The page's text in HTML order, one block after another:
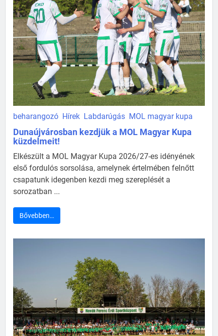
beharangozó Hírek Labdarúgás MOL magyar kupa
Dunaújvárosban kezdjük a MOL Magyar Kupa
küzdelmeit!
Elkészült a MOL Magyar Kupa 2026/27-es idényének
első fordulós sorsolása, amelynek értelmében felnőtt
csapatunk idegenben kezdi meg szereplését a
sorozatban ...
Bővebben…